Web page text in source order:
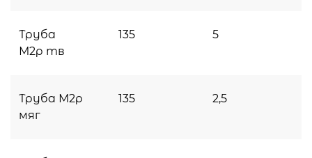
Труба
М2р тв
135 5
Труба М2р
мяг
135 2,5